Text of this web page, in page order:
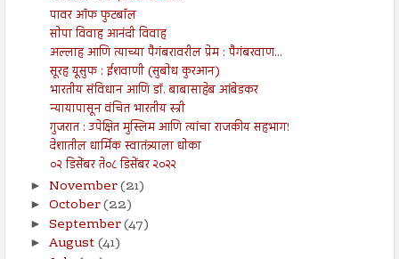
पावर ऑफ फुटबॉल
सोपा विवाह आनंदी विवाह
अल्लाह आणि त्याच्या पैगंबरावरील प्रेम : पैगंबरवाण...
सूरह यूसुफ : ईशवाणी (सुबोध कुरआन)
भारतीय संविधान आणि डॉ. बाबासाहेब आंबेडकर
न्यायापासून वंचित भारतीय स्त्री
गुजरात : उपेक्षित मुस्लिम आणि त्यांचा राजकीय सहभाग!
देशातील धार्मिक स्वातंत्र्याला धोका
०२ डिसेंबर ते०८ डिसेंबर २०२२
► November(21)
► October(22)
► September(47)
► August(41)